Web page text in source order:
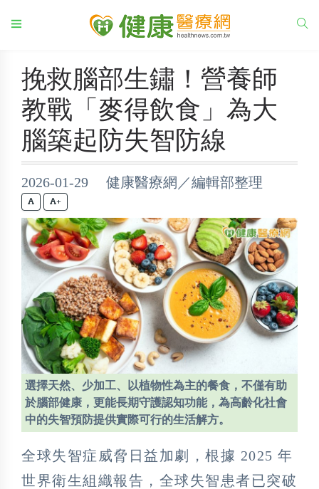
挽救腦部生鏽！營養師
教戰「麥得飲食」為大
腦築起防失智防線
2026-01-29 健康醫療網／編輯部整理
+
選擇天然、少加工、以植物性為主的餐食，不僅有助
於腦部健康，更能長期守護認知功能，為高齡化社會
中的失智預防提供實際可行的生活解方。
全球失智症威脅日益加劇，根據 2025 年
世界衛生組織報告，全球失智患者已突破